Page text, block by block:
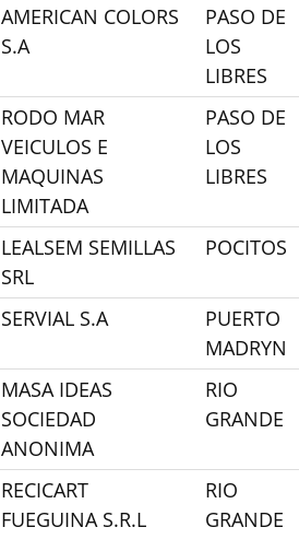
AMERICAN COLORS
S.A
PASO DE
LOS
LIBRES
RODO MAR
VEICULOS E
MAQUINAS
LIMITADA
PASO DE
LOS
LIBRES
LEALSEM SEMILLAS
SRL
POCITOS
SERVIAL S.A
PUERTO
MADRYN
MASA IDEAS
SOCIEDAD
ANONIMA
RIO
GRANDE
RECICART
FUEGUINA S.R.L
RIO
GRANDE